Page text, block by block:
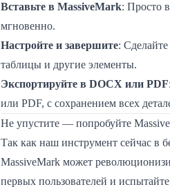
Вставьте в MassiveMark: Просто
мгновенно.
Настройте и завершите:
таблицы и другие элементы.
Экспортируйте в DOCX или PDF
или PDF, с сохранением всех
Не упустите — попробуйте
Так как наш инструмент сейчас в
MassiveMark может
первых пользователей и